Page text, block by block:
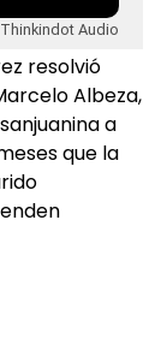
Audio
resolvió
Albeza,
a
que la